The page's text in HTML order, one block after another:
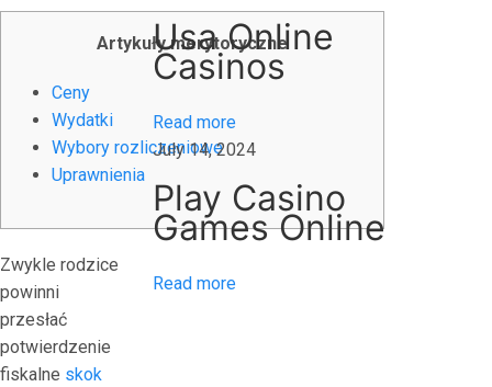
Artykuły merytoryczne
Ceny
Wydatki
Wybory rozliczeniowe
Uprawnienia
Zwykle rodzice
powinni
przesłać
potwierdzenie
fiskalne skok
о
a
l
t
y
s
Usa Online
Casinos
Read more
July 14, 2024
Play Casino
Games Online
Read more